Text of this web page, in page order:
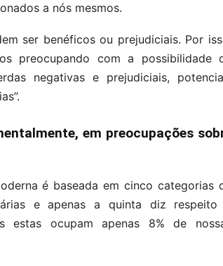
a nós mesmos.
ser benéficos ou prejudiciais. Por
preocupando com a possibilidade
negativas e prejudiciais,
em preocupações
é baseada em cinco categorias
e apenas a quinta diz respeito
estas ocupam apenas 8% de